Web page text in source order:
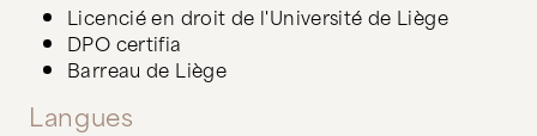
Licencié en droit de l'Université de Liège
DPO certifia
Barreau de Liège
Langues